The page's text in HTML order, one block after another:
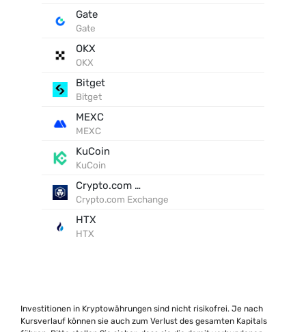
Gate
Gate
OKX
OKX
Bitget
Bitget
MEXC
MEXC
KuCoin
KuCoin
Crypto.com Exchange
Crypto.com Exchange
HTX
HTX
Investitionen in Kryptowährungen sind nicht risikofrei. Je nach
Kursverlauf können sie auch zum Verlust des gesamten Kapitals